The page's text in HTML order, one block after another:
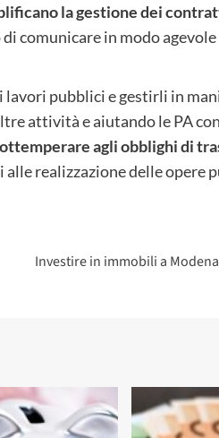
la gestione dei
comunicare in modo
pubblici e gestirli in
attività e aiutando le PA
ottemperare agli obblighi di
realizzazione delle opere
Investire in immobili a